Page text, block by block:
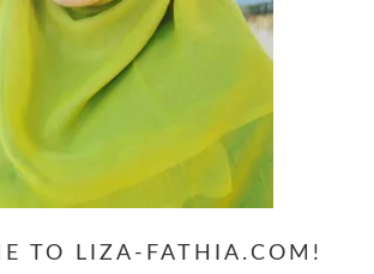
TO LIZA-FATHIA.COM!